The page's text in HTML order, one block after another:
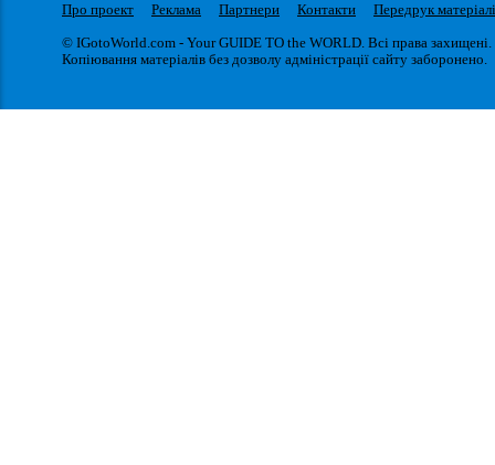
Про проект Реклама Партнери Контакти
Передрук
© IGotoWorld.com - Your GUIDE TO the WORLD. Всі права захищені.
Копіювання матеріалів без дозволу адміністрації сайту заборонено.